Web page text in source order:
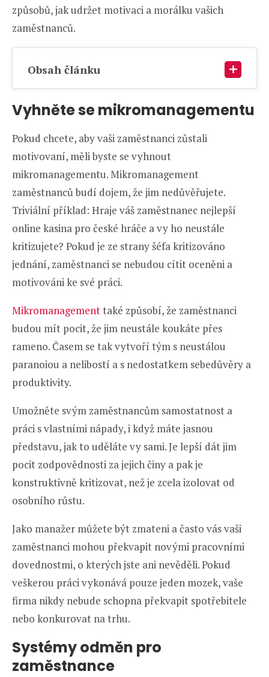
způsobů, jak udržet motivaci a morálku vašich
zaměstnanců.
Obsah článku
Vyhněte se mikromanagementu
Pokud chcete, aby vaši zaměstnanci zůstali
motivovaní, měli byste se vyhnout
mikromanagementu. Mikromanagement
zaměstnanců budí dojem, že jim nedůvěřujete.
Triviální příklad: Hraje váš zaměstnanec nejlepší
online kasina pro české hráče a vy ho neustále
kritizujete? Pokud je ze strany šéfa kritizováno
jednání, zaměstnanci se nebudou cítit oceněni a
motivováni ke své práci.
Mikromanagementtaké způsobí, že zaměstnanci
budou mít pocit, že jim neustále koukáte přes
rameno. Časem se tak vytvoří tým s neustálou
paranoiou a nelibostí a s nedostatkem sebedůvěry a
produktivity.
Umožněte svým zaměstnancům samostatnost a
práci s vlastními nápady, i když máte jasnou
představu, jak to uděláte vy sami. Je lepší dát jim
pocit zodpovědnosti za jejich činy a pak je
konstruktivně kritizovat, než je zcela izolovat od
osobního růstu.
Jako manažer můžete být zmateni a často vás vaši
zaměstnanci mohou překvapit novými pracovními
dovednostmi, o kterých jste ani nevěděli. Pokud
veškerou práci vykonává pouze jeden mozek, vaše
firma nikdy nebude schopna překvapit spotřebitele
nebo konkurovat na trhu.
Systémy odměn pro
zaměstnance